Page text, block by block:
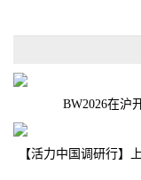
BW2026在沪
【活力中国调研行】